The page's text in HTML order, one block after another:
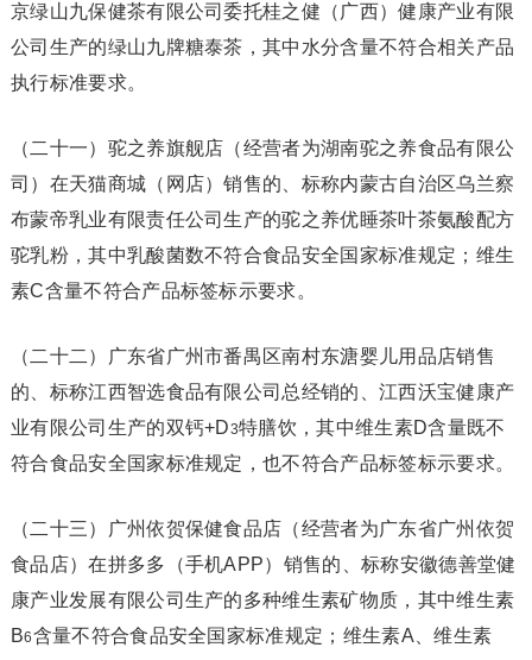
京绿山九保健茶有限公司委托桂之健（广西）健康产业有限
公司生产的绿山九牌糖泰茶，其中水分含量不符合相关产品
执行标准要求。
（二十一）驼之养旗舰店（经营者为湖南驼之养食品有限公
司）在天猫商城（网店）销售的、标称内蒙古自治区乌兰察
布蒙帝乳业有限责任公司生产的驼之养优睡茶叶茶氨酸配方
驼乳粉，其中乳酸菌数不符合食品安全国家标准规定；维生
素C含量不符合产品标签标示要求。
（二十二）广东省广州市番禺区南村东溏婴儿用品店销售
的、标称江西智选食品有限公司总经销的、江西沃宝健康产
业有限公司生产的双钙+D3特膳饮，其中维生素D含量既不
符合食品安全国家标准规定，也不符合产品标签标示要求。
（二十三）广州依贺保健食品店（经营者为广东省广州依贺
食品店）在拼多多（手机APP）销售的、标称安徽德善堂健
康产业发展有限公司生产的多种维生素矿物质，其中维生素
B6含量不符合食品安全国家标准规定；维生素A、维生素